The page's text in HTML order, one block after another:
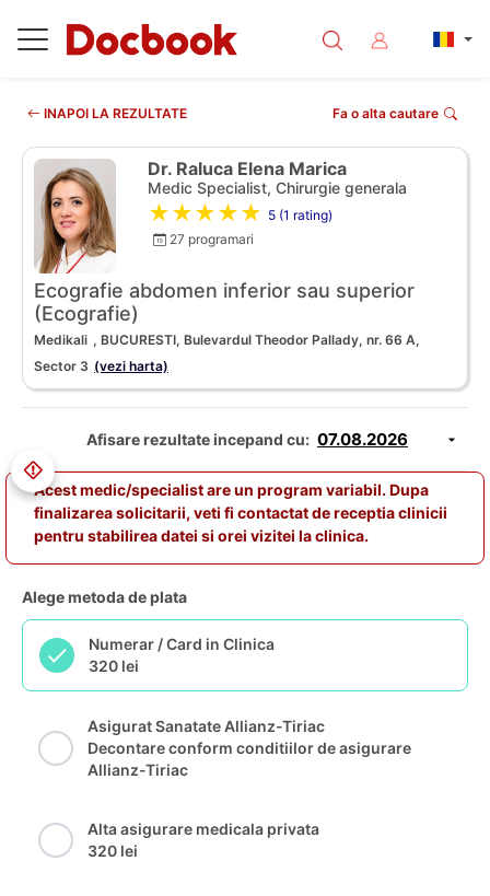
INAPOI LA REZULTATE Fa o alta cautare
Dr. Raluca Elena Marica
Medic Specialist, Chirurgie generala
★★★★★ 5 (1 rating)
27 programari
Ecografie abdomen inferior sau superior
(Ecografie)
Medikali , BUCURESTI, Bulevardul Theodor Pallady, nr. 66 A,
Sector 3 (vezi harta)
Afisare rezultate incepand cu:
Acest medic/specialist are un program variabil. Dupa
finalizarea solicitarii, veti fi contactat de receptia clinicii
pentru stabilirea datei si orei vizitei la clinica.
Alege metoda de plata
Numerar / Card in Clinica
320 lei
Asigurat Sanatate Allianz-Tiriac
Decontare conform conditiilor de asigurare
Allianz-Tiriac
Alta asigurare medicala privata
320 lei